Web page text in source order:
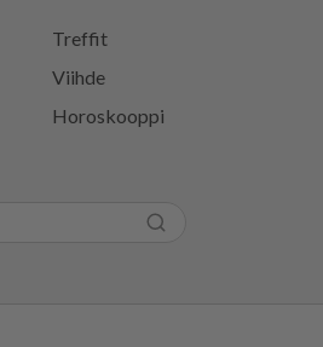
Treffit
Viihde
Horoskooppi